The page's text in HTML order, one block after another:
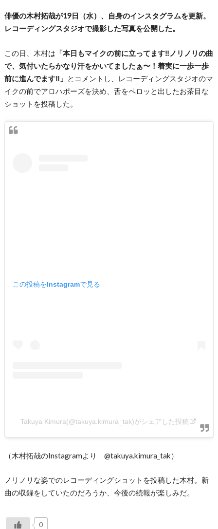
俳優の木村拓哉が19日（水）、自身のインスタグラムを更新。
レコーディングスタジオで撮影した写真を公開した。
この日、木村は 「本日もマイクの前に立ってます‼︎ノリノリの曲
で、気付いたらかなり汗をかいてましたぁ〜！着実に一歩一歩
前に進んでます‼︎」 とコメントし、レコーディングスタジオのマ
イクの前でアロハポーズを決め、舌をペロッと出したお茶目な
ショットを投稿した。
この投稿をInstagramで見る
Takuya Kimura(@takuya.kimura_tak)がシェアした投稿
（木村拓哉のInstagramより @takuya.kimura_tak）
ノリノリな姿でのレコーディングショットを投稿した木村。新
曲の収録をしていたのだろうか、今後の続報が楽しみだ。
0